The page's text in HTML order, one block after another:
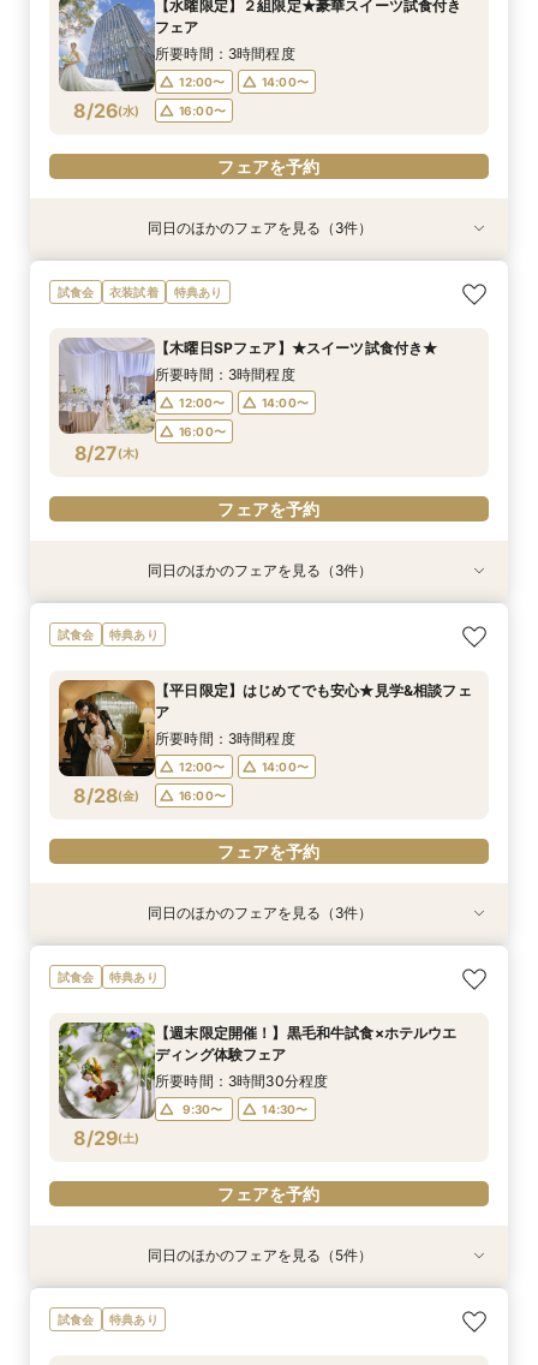
8/25(火)
12:00〜
16:00〜
フェアを予約
8/25(火)
12:00〜
16:00〜
フェアを予約
8/25(火)
12:00〜
16:00〜
フェアを予約
8/26(水)
【水曜限定】２組限定★豪華スイーツ試食付き
フェア
所要時間：3時間程度
12:00〜
14:00〜
16:00〜
フェアを予約
特典あり
8/26(水)
【和婚希望のお2人へ】出雲の神様祀る神殿見学
＆和装体験
16:00〜
フェアを予約
特典あり
8/26(水)
【マタニティ＆ファミリー婚限定】挙式前後の2
泊宿泊特典付き
16:00〜
フェアを予約
特典あり
8/26(水)
【6名～40名＊少人数婚】少人数専用プラン×な
んでも相談フェア
16:00〜
フェアを予約
同日のほかのフェアを見る（3件）
試食会 衣装試着 特典あり
8/27(木)
【木曜日SPフェア】★スイーツ試食付き★
所要時間：3時間程度
12:00〜
14:00〜
16:00〜
フェアを予約
特典あり
8/27(木)
【和婚希望のお2人へ】出雲の神様祀る神殿見学
＆和装体験
16:00〜
フェアを予約
特典あり
8/27(木)
【マタニティ＆ファミリー婚限定】挙式前後の2
泊宿泊特典付き
16:00〜
フェアを予約
特典あり
8/27(木)
【6名～40名＊少人数婚】少人数専用プラン×な
んでも相談フェア
16:00〜
フェアを予約
同日のほかのフェアを見る（3件）
試食会 特典あり
8/28(金)
【平日限定】はじめてでも安心★見学&相談フェ
ア
所要時間：3時間程度
12:00〜
14:00〜
16:00〜
フェアを予約
特典あり
8/28(金)
【和婚希望のお2人へ】出雲の神様祀る神殿見学
＆和装体験
12:00〜
14:00〜
16:00〜
特典あり
8/28(金)
【マタニティ＆ファミリー婚限定】挙式前後の2
泊宿泊特典付き
12:00〜
14:00〜
16:00〜
特典あり
8/28(金)
【6名～40名＊少人数婚】少人数専用プラン×な
んでも相談フェア
12:00〜
14:00〜
16:00〜
同日のほかのフェアを見る（3件）
試食会 特典あり
8/29(土)
【週末限定開催！】黒毛和牛試食×ホテルウエ
ディング体験フェア
所要時間：3時間30分程度
9:30〜 14:30〜
フェアを予約
特典あり
【シェラトンでプロポーズやお顔合せしたお2人
へ】限定特典付♪
特典あり
【和婚専用×世界ブランドホテルで叶う憧れ花
嫁】ホテル内神殿or伊勢山皇大神宮から選べる和
特典あり
【初見学にオススメ*ペアランチチケット付
き！】口コミ9年連続受賞◎おもてなしシェラト
特典あり
【少人数婚のお2人】スペシャリテ試食×感動の
ホテル挙式体験
【フォト専用】横浜スタジアムや横浜FCピッチ
等充実プラン相談
同日のほかのフェアを見る（5件）
試食会 特典あり